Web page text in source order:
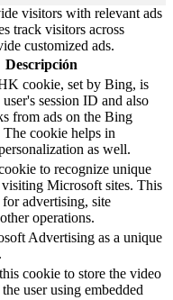
visitors with relevant ads
track visitors across
customized ads.
Descripción
cookie, set by Bing, is
user's session ID and also
from ads on the Bing
The cookie helps in
as well.
to recognize unique
Microsoft sites. This
advertising, site
operations.
Advertising as a unique
cookie to store the video
user using embedded